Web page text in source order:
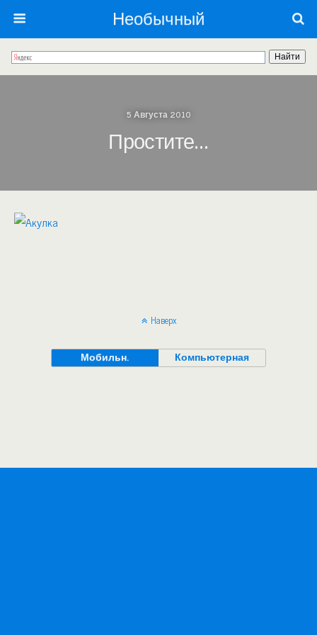
Необычный
5 Августа 2010
Простите…
Наверх
Мобильн. Компьютерная